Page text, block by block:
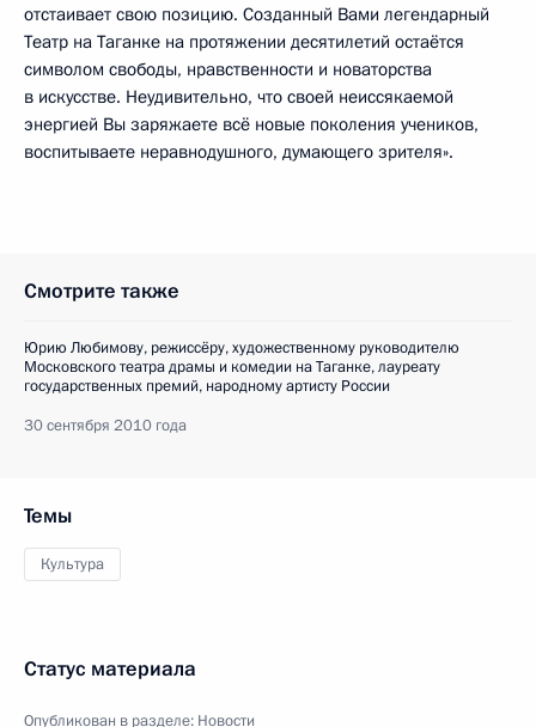
отстаивает свою позицию. Созданный Вами легендарный
Театр на Таганке на протяжении десятилетий остаётся
символом свободы, нравственности и новаторства
в искусстве. Неудивительно, что своей неиссякаемой
энергией Вы заряжаете всё новые поколения учеников,
воспитываете неравнодушного, думающего зрителя».
Смотрите также
Юрию Любимову, режиссёру, художественному руководителю
Московского театра драмы и комедии на Таганке, лауреату
государственных премий, народному артисту России
30 сентября 2010 года
Темы
Культура
Статус материала
Опубликован в разделе: Новости